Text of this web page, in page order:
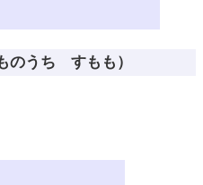
のうち すもも）